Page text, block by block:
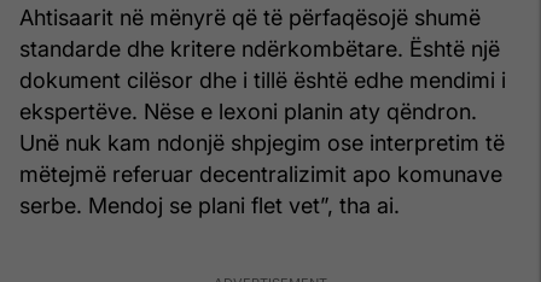
Ahtisaarit në mënyrë që të përfaqësojë shumë
standarde dhe kritere ndërkombëtare. Është një
dokument cilësor dhe i tillë është edhe mendimi i
ekspertëve. Nëse e lexoni planin aty qëndron.
Unë nuk kam ndonjë shpjegim ose interpretim të
mëtejmë referuar decentralizimit apo komunave
serbe. Mendoj se plani flet vet”, tha ai.